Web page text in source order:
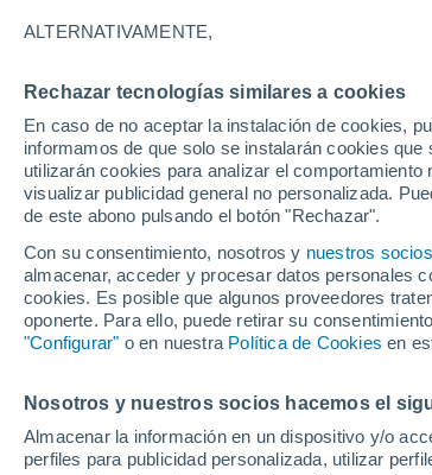
ALTERNATIVAMENTE,
Rechazar tecnologías similares a cookies
En caso de no aceptar la instalación de cookies,
informamos de que solo se instalarán cookies
utilizarán cookies para analizar el
visualizar publicidad general no personalizada.
de este abono pulsando el botón "Rechazar".
Con su consentimiento, nosotros y nuestros socios
almacenar, acceder y procesar datos personales
cookies. Es posible que algunos proveedores
oponerte. Para ello, puede retirar su
"Configurar" o en nuestra Política de Cookies en
Nosotros y nuestros socios hacemos el
Almacenar la información en un dispositivo y/o
perfiles para publicidad personalizada, utilizar
36°
Le Vigan
32°
17°
Lanuéjols